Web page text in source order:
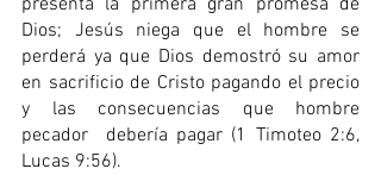
Dios; Jesús niega que el hombre se
perderá ya que Dios demostró su amor
en sacrificio de Cristo pagando el precio
y las consecuencias que hombre
pecador  debería pagar (1 Timoteo 2:6,
Lucas 9:56).